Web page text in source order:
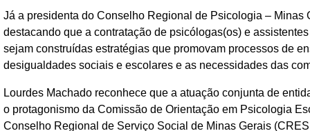
Já a presidenta do Conselho Regional de Psicologia –
destacando que a contratação de psicólogas(os) e
sejam construídas estratégias que promovam processos de
desigualdades sociais e escolares e as necessidades das
Lourdes Machado reconhece que a atuação conjunta de
o protagonismo da Comissão de Orientação em Psicologia
Conselho Regional de Serviço Social de Minas Gerais